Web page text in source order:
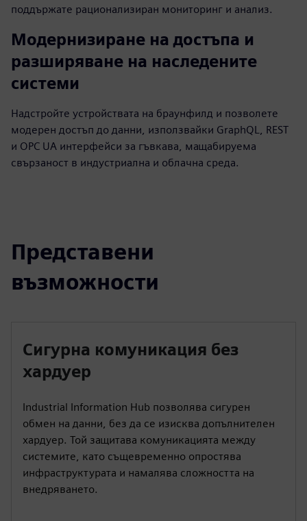
поддържате рационализиран мониторинг и анализ.
Модернизиране на достъпа и
разширяване на наследените
системи
Надстройте устройствата на браунфилд и позволете
модерен достъп до данни, използвайки GraphQL, REST
и OPC UA интерфейси за гъвкава, мащабируема
свързаност в индустриална и облачна среда.
Представени
възможности
Сигурна комуникация без
хардуер
Industrial Information Hub позволява сигурен
обмен на данни, без да се изисква допълнителен
хардуер. Той защитава комуникацията между
системите, като същевременно опростява
инфраструктурата и намалява сложността на
внедряването.